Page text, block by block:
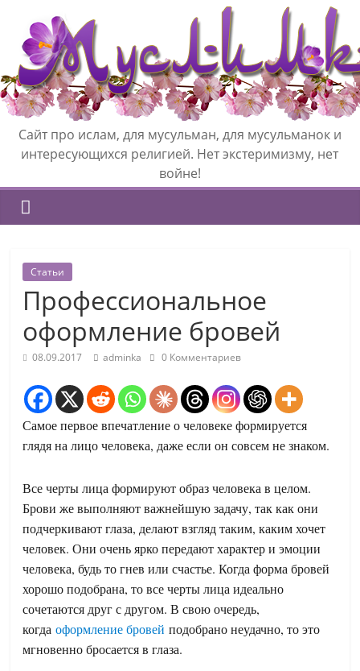
Сайт про ислам, для мусульман, для мусульманок и
интересующихся религией. Нет экстеримизму, нет
войне!
Статьи
Профессиональное
оформление бровей
08.09.2017 adminka 0 Комментариев
Самое первое впечатление о человеке формируется
глядя на лицо человека, даже если он совсем не знаком.
Все черты лица формируют образ человека в целом.
Брови же выполняют важнейшую задачу, так как они
подчеркивают глаза, делают взгляд таким, каким хочет
человек. Они очень ярко передают характер и эмоции
человека, будь то гнев или счастье. Когда форма бровей
хорошо подобрана, то все черты лица идеально
сочетаются друг с другом. В свою очередь,
когдаоформление бровей подобрано неудачно, то это
мгновенно бросается в глаза.